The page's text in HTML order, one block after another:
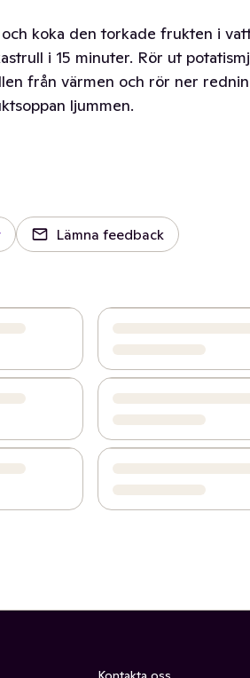
koka den torkade frukten i
i 15 minuter. Rör ut
från värmen och rör ner
ljummen.
Lämna feedback